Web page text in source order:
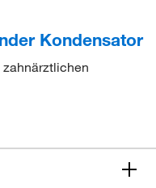
Kondensator
zahnärztlichen